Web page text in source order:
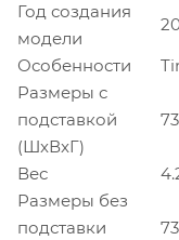
Год создания
модели
Особенности
Размеры с
подставкой
(ШxВxГ)
Вес
Размеры без
подставки